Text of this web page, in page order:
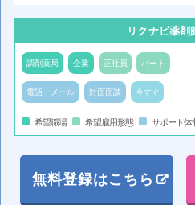
リクナビ薬剤
調剤薬局 企業 正社員 パート
電話・メール 対面面談 今すぐ
...希望職場 ...希望雇用形態 ...サポート体
無料登録はこちら